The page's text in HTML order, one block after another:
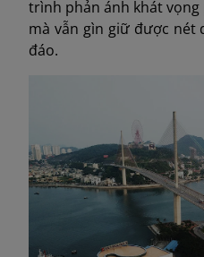
trình phản ánh khát
mà vẫn gìn giữ được nét
đáo.